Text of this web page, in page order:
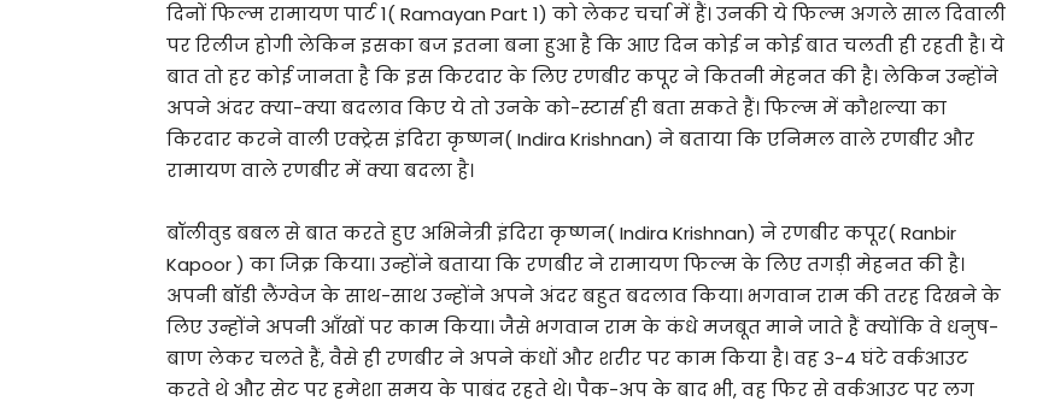
दिनों फिल्म रामायण पार्ट 1( Ramayan Part 1) को लेकर चर्चा में हैं। उनकी ये फिल्म अगले साल दिवाली
पर रिलीज होगी लेकिन इसका बज इतना बना हुआ है कि आए दिन कोई न कोई बात चलती ही रहती है। ये
बात तो हर कोई जानता है कि इस किरदार के लिए रणबीर कपूर ने कितनी मेहनत की है। लेकिन उन्होंने
अपने अंदर क्या-क्या बदलाव किए ये तो उनके को-स्टार्स ही बता सकते हैं। फिल्म में कौशल्या का
किरदार करने वाली एक्ट्रेस इंदिरा कृष्णन( Indira Krishnan) ने बताया कि एनिमल वाले रणबीर और
रामायण वाले रणबीर में क्या बदला है।
बॉलीवुड बबल से बात करते हुए अभिनेत्री इंदिरा कृष्णन( Indira Krishnan) ने रणबीर कपूर( Ranbir
Kapoor ) का जिक्र किया। उन्होंने बताया कि रणबीर ने रामायण फिल्म के लिए तगड़ी मेहनत की है।
अपनी बॉडी लैंग्वेज के साथ-साथ उन्होंने अपने अंदर बहुत बदलाव किया। भगवान राम की तरह दिखने के
लिए उन्होंने अपनी आँखों पर काम किया। जैसे भगवान राम के कंधे मजबूत माने जाते हैं क्योंकि वे धनुष-
बाण लेकर चलते हैं, वैसे ही रणबीर ने अपने कंधों और शरीर पर काम किया है। वह 3-4 घंटे वर्कआउट
करते थे और सेट पर हमेशा समय के पाबंद रहते थे। पैक-अप के बाद भी, वह फिर से वर्कआउट पर लग